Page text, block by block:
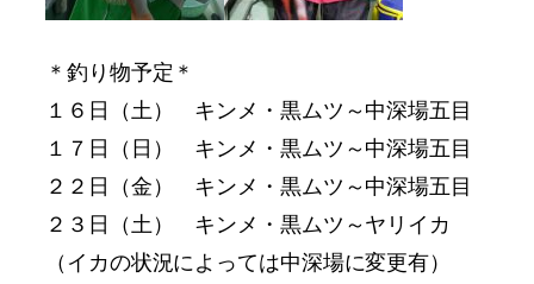
＊釣り物予定＊
１６日（土） キンメ・黒ムツ～中深場五目
１７日（日） キンメ・黒ムツ～中深場五目
２２日（金） キンメ・黒ムツ～中深場五目
２３日（土） キンメ・黒ムツ～ヤリイカ
（イカの状況によっては中深場に変更有）